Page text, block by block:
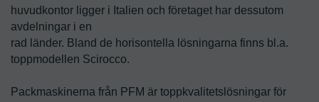
huvudkontor ligger i Italien och företaget har dessutom
avdelningar i en
rad länder. Bland de horisontella lösningarna finns bl.a.
toppmodellen Scirocco.
Packmaskinerna från PFM är toppkvalitetslösningar för